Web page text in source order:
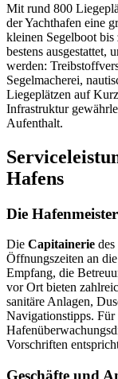
Mit rund 800
der Yachthafen eine
kleinen Segelboot
bestens ausgestattet,
werden:
Segelmacherei,
Liegeplätzen auf
Infrastruktur
Aufenthalt.
Hafens
Die
Die Capitainerie
Öffnungszeiten an
Empfang, die
vor Ort bieten
sanitäre Anlagen,
Navigationstipps. Für
Vorschriften
Geschäfte und